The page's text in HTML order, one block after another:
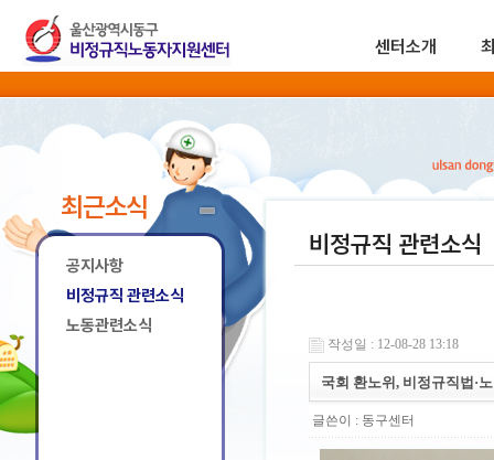
센터소개
최근소식
공지사항
비정규직 관련소식
노동관련소식
비정규직 관련소식
작성일 : 12-08-28 13:18
국회 환노위, 비정규직법·
글쓴이 : 동구센터